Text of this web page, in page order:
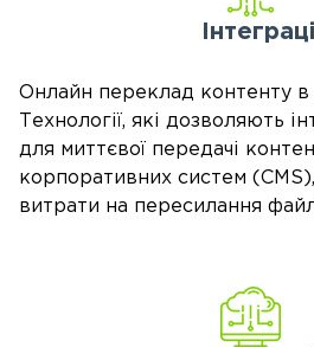
Онлайн переклад контенту в
Технології, які дозволяють
для миттєвої передачі
корпоративних систем
витрати на пересилання